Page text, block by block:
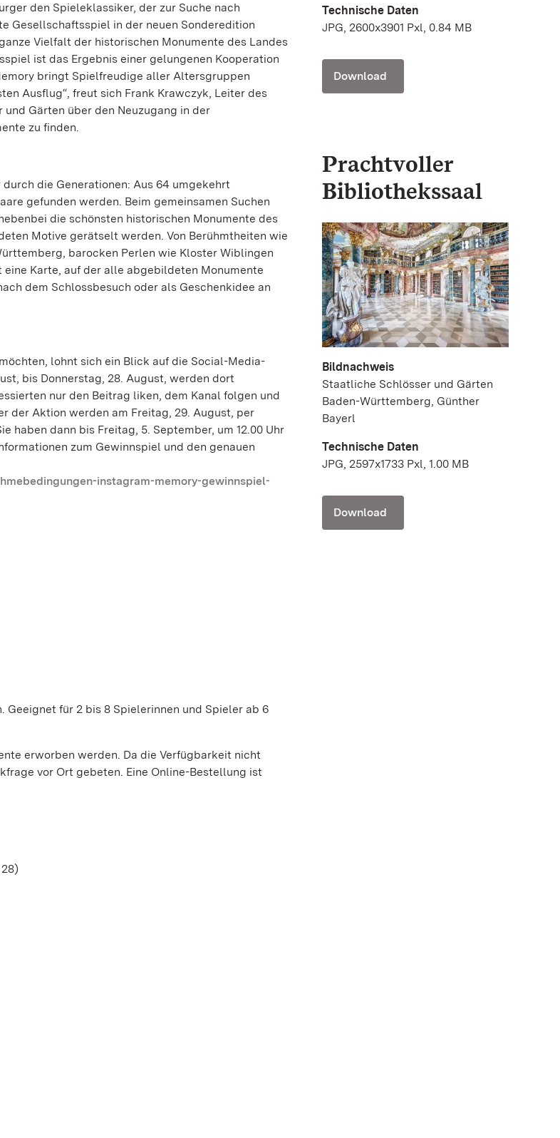
den Spieleklassiker, der zur Suche nach
Gesellschaftsspiel in der neuen Sonderedition
Vielfalt der historischen Monumente des Landes
ist das Ergebnis einer gelungenen Kooperation
bringt Spielfreudige aller Altersgruppen
Ausflug“, freut sich Frank Krawczyk, Leiter des
Gärten über den Neuzugang in der
zu finden.
die Generationen: Aus 64 umgekehrt
gefunden werden. Beim gemeinsamen Suchen
die schönsten historischen Monumente des
Motive gerätselt werden. Von Berühmtheiten wie
barocken Perlen wie Kloster Wiblingen
Karte, auf der alle abgebildeten Monumente
dem Schlossbesuch oder als Geschenkidee an
lohnt sich ein Blick auf die Social-Media-
bis Donnerstag, 28. August, werden dort
nur den Beitrag liken, dem Kanal folgen und
der Aktion werden am Freitag, 29. August, per
dann bis Freitag, 5. September, um 12.00 Uhr
zum Gewinnspiel und den genauen
instagram-memory-gewinnspiel-
für 2 bis 8 Spielerinnen und Spieler ab 6
erworben werden. Da die Verfügbarkeit nicht
vor Ort gebeten. Eine Online-Bestellung ist
Technische Daten
JPG, 2600x3901 Pxl, 0.84 MB
Download
Prachtvoller
Bibliothekssaal
Bildnachweis
Staatliche Schlösser und Gärten
Baden-Württemberg, Günther
Bayerl
Technische Daten
JPG, 2597x1733 Pxl, 1.00 MB
Download